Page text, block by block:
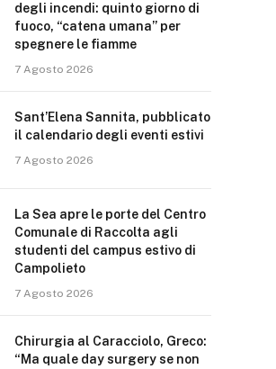
degli incendi: quinto giorno di
fuoco, “catena umana” per
spegnere le fiamme
7 Agosto 2026
Sant’Elena Sannita, pubblicato
il calendario degli eventi estivi
7 Agosto 2026
La Sea apre le porte del Centro
Comunale di Raccolta agli
studenti del campus estivo di
Campolieto
7 Agosto 2026
Chirurgia al Caracciolo, Greco:
“Ma quale day surgery se non